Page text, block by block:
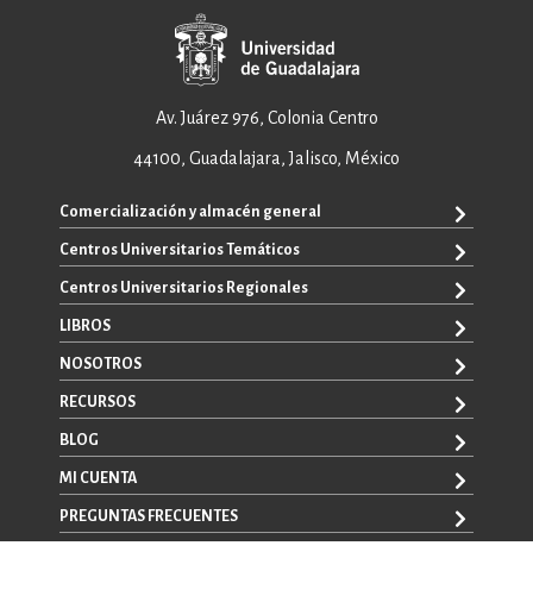
Av. Juárez 976, Colonia Centro
44100, Guadalajara, Jalisco, México
Comercialización y almacén general
ventas@editorial.udg.mx
WhatsApp: +52 33 1433 6869
Centros Universitarios Temáticos
CUAAD
CUCEA
CUCBA
CUCEI
CUCSH
Centros Universitarios Regionales
CUAAD
CUCBA
CUCOSTA
CUCHAPALA
CUCSH
CUSUR
LIBROS
TODOS LOS LIBROS
E-BOOKS
CATÁLOGOS
NOSOTROS
SOBRE NOSOTROS
CONTACTO
RECURSOS
PROMOCIONALES
CONVOCATORIAS
BLOG
LA VENTANA ROJA
MI CUENTA
REGISTRO
PREGUNTAS FRECUENTES